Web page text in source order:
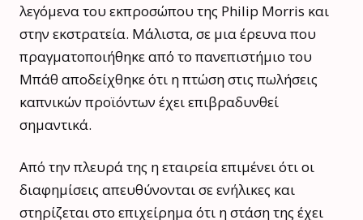
λεγόμενα του εκπροσώπου της Philip Morris και
στην εκστρατεία. Μάλιστα, σε μια έρευνα που
πραγματοποιήθηκε από το πανεπιστήμιο του
Μπάθ αποδείχθηκε ότι η πτώση στις πωλήσεις
καπνικών προϊόντων έχει επιβραδυνθεί
σημαντικά.
Από την πλευρά της η εταιρεία επιμένει ότι οι
διαφημίσεις απευθύνονται σε ενήλικες και
στηρίζεται στο επιχείρημα ότι η στάση της έχει